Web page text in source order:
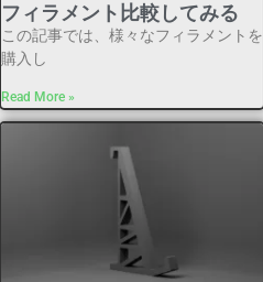
フィラメント比較してみる
この記事では、様々なフィラメントを
購入し
Read More »